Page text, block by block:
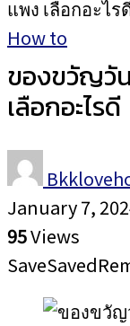
แพง เลือกอะไร
How to
ของขวัญวั
เลือกอะไรดี
January 7,
95Views
SaveSaved